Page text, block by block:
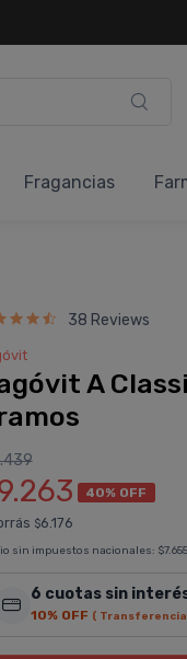
Fragancias
38 Reviews
A
40% OFF
$6.176
sin impuestos nacionales: $7.655
6 cuotas sin
10% OFF ( Transferencia